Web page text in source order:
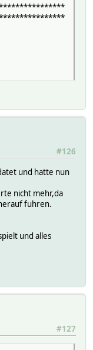
#126
und hatte nun
nicht mehr,da
fuhren.
und alles
#127